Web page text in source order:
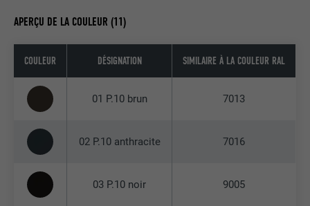
APERÇU DE LA COULEUR (11)
COULEUR DÉSIGNATION SIMILAIRE À LA COULEUR RAL
01 P.10 brun 7013
02 P.10 anthracite 7016
03 P.10 noir 9005